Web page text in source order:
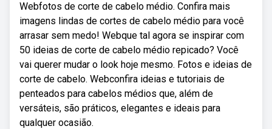
Webfotos de corte de cabelo médio. Confira mais
imagens lindas de cortes de cabelo médio para você
arrasar sem medo! Webque tal agora se inspirar com
50 ideias de corte de cabelo médio repicado? Você
vai querer mudar o look hoje mesmo. Fotos e ideias de
corte de cabelo. Webconfira ideias e tutoriais de
penteados para cabelos médios que, além de
versáteis, são práticos, elegantes e ideais para
qualquer ocasião.